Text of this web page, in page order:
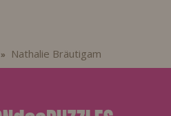
» Nathalie Bräutigam